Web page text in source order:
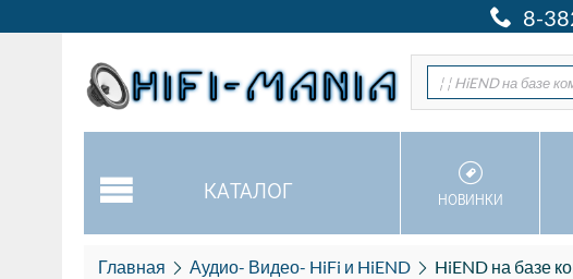
8-
¦ ¦ HiEND на базе
КАТАЛОГ НОВИНКИ
Главная Аудио- Видео- HiFi и HiEND HiEND на базе